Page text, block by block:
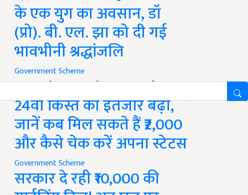
के एक युग का अवसान, डॉ
(प्रो). बी. एल. झा को दी गई
भावभीनी श्रद्धांजलि
Government Scheme
PM Kisan Yojana Update:
24वीं किस्त का इंतजार बढ़ा,
जानें कब मिल सकते हैं ₹2,000
और कैसे चेक करें अपना स्टेटस
Government Scheme
सरकार दे रही ₹10,000 की